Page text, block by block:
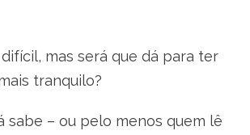
mas será que dá para ter
tranquilo?
sabe – ou pelo menos quem lê